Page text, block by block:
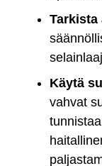
Tarkista
Käytä
vahvat